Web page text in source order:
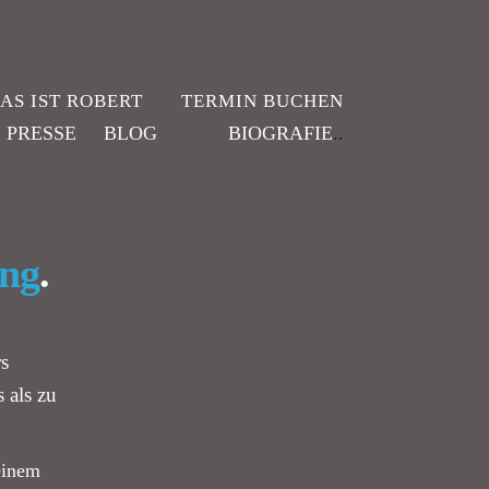
IST ROBERT TERMIN BUCHEN
PRESSE BLOG BIOGRAFIE..
.
als zu